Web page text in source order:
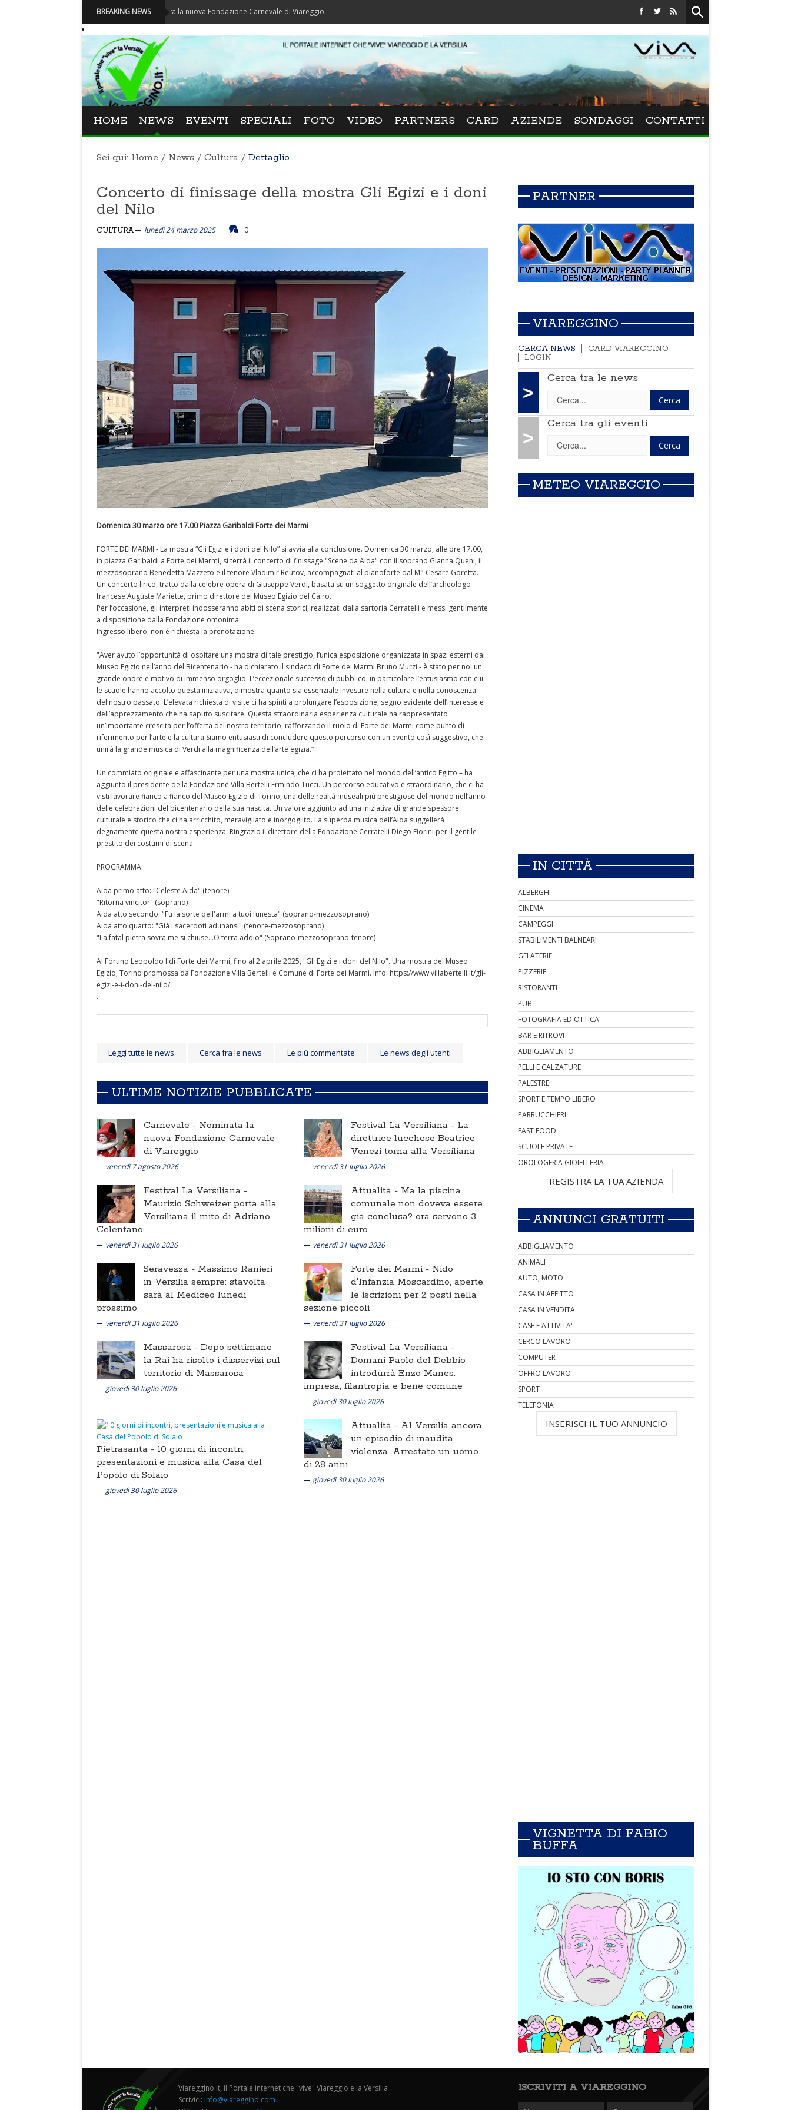
BREAKING NEWS
Carnevale - Nominata la nuova Fondazione Carnevale di Viareggio Festival La Versiliana - La direttrice lucchese Beatrice
HOME NEWS EVENTI SPECIALI FOTO VIDEO PARTNERS CARD AZIENDE SONDAGGI CONTATTI
Sei qui: Home / News / Cultura / Dettaglio
Concerto di finissage della mostra Gli Egizi e i doni
del Nilo
CULTURA lunedì 24 marzo 2025 0
Domenica 30 marzo ore 17.00 Piazza Garibaldi Forte dei Marmi
FORTE DEI MARMI - La mostra “Gli Egizi e i doni del Nilo” si avvia alla conclusione. Domenica 30 marzo, alle ore 17.00,
in piazza Garibaldi a Forte dei Marmi, si terrà il concerto di finissage "Scene da Aida" con il soprano Gianna Queni, il
mezzosoprano Benedetta Mazzeto e il tenore Vladimir Reutov, accompagnati al pianoforte dal M° Cesare Goretta.
Un concerto lirico, tratto dalla celebre opera di Giuseppe Verdi, basata su un soggetto originale dell’archeologo
francese Auguste Mariette, primo direttore del Museo Egizio del Cairo.
Per l’occasione, gli interpreti indosseranno abiti di scena storici, realizzati dalla sartoria Cerratelli e messi gentilmente
a disposizione dalla Fondazione omonima.
Ingresso libero, non è richiesta la prenotazione.
"Aver avuto l’opportunità di ospitare una mostra di tale prestigio, l’unica esposizione organizzata in spazi esterni dal
Museo Egizio nell’anno del Bicentenario - ha dichiarato il sindaco di Forte dei Marmi Bruno Murzi - è stato per noi un
grande onore e motivo di immenso orgoglio. L’eccezionale successo di pubblico, in particolare l’entusiasmo con cui
le scuole hanno accolto questa iniziativa, dimostra quanto sia essenziale investire nella cultura e nella conoscenza
del nostro passato. L’elevata richiesta di visite ci ha spinti a prolungare l’esposizione, segno evidente dell’interesse e
dell’apprezzamento che ha saputo suscitare. Questa straordinaria esperienza culturale ha rappresentato
un’importante crescita per l’offerta del nostro territorio, rafforzando il ruolo di Forte dei Marmi come punto di
riferimento per l’arte e la cultura.Siamo entusiasti di concludere questo percorso con un evento così suggestivo, che
unirà la grande musica di Verdi alla magnificenza dell’arte egizia.”
Un commiato originale e affascinante per una mostra unica, che ci ha proiettato nel mondo dell’antico Egitto – ha
aggiunto il presidente della Fondazione Villa Bertelli Ermindo Tucci. Un percorso educativo e straordinario, che ci ha
visti lavorare fianco a fianco del Museo Egizio di Torino, una delle realtà museali più prestigiose del mondo nell’anno
delle celebrazioni del bicentenario della sua nascita. Un valore aggiunto ad una iniziativa di grande spessore
culturale e storico che ci ha arricchito, meravigliato e inorgoglito. La superba musica dell’Aida suggellerà
degnamente questa nostra esperienza. Ringrazio il direttore della Fondazione Cerratelli Diego Fiorini per il gentile
prestito dei costumi di scena.
PROGRAMMA:
Aida primo atto: "Celeste Aida" (tenore)
"Ritorna vincitor" (soprano)
Aida atto secondo: "Fu la sorte dell'armi a tuoi funesta" (soprano-mezzosoprano)
Aida atto quarto: "Già i sacerdoti adunansi" (tenore-mezzosoprano)
"La fatal pietra sovra me si chiuse...O terra addio" (Soprano-mezzosoprano-tenore)
Al Fortino Leopoldo I di Forte dei Marmi, fino al 2 aprile 2025, "Gli Egizi e i doni del Nilo". Una mostra del Museo
Egizio, Torino promossa da Fondazione Villa Bertelli e Comune di Forte dei Marmi. Info: https://www.villabertelli.it/gli-
egizi-e-i-doni-del-nilo/
.
Leggi tutte le news Cerca fra le news Le più commentate Le news degli utenti
ULTIME NOTIZIE PUBBLICATE
Carnevale - Nominata la
nuova Fondazione Carnevale
di Viareggio
venerdì 7 agosto 2026
Festival La Versiliana - La
direttrice lucchese Beatrice
Venezi torna alla Versiliana
venerdì 31 luglio 2026
Festival La Versiliana -
Maurizio Schweizer porta alla
Versiliana il mito di Adriano
Celentano
venerdì 31 luglio 2026
Attualità - Ma la piscina
comunale non doveva essere
già conclusa? ora servono 3
milioni di euro
venerdì 31 luglio 2026
Seravezza - Massimo Ranieri
in Versilia sempre: stavolta
sarà al Mediceo lunedi
prossimo
venerdì 31 luglio 2026
Forte dei Marmi - Nido
d'Infanzia Moscardino, aperte
le iscrizioni per 2 posti nella
sezione piccoli
venerdì 31 luglio 2026
Massarosa - Dopo settimane
la Rai ha risolto i disservizi sul
territorio di Massarosa
giovedì 30 luglio 2026
Festival La Versiliana -
Domani Paolo del Debbio
introdurrà Enzo Manes:
impresa, filantropia e bene comune
giovedì 30 luglio 2026
Pietrasanta - 10 giorni di incontri,
presentazioni e musica alla Casa del
Popolo di Solaio
giovedì 30 luglio 2026
Attualità - Al Versilia ancora
un episodio di inaudita
violenza. Arrestato un uomo
di 28 anni
giovedì 30 luglio 2026
PARTNER
VIAREGGINO
CERCA NEWS
CARD VIAREGGINO
LOGIN
>
Cerca tra le news
>
Cerca tra gli eventi
METEO VIAREGGIO
IN CITTÀ
ALBERGHI
CINEMA
CAMPEGGI
STABILIMENTI BALNEARI
GELATERIE
PIZZERIE
RISTORANTI
PUB
FOTOGRAFIA ED OTTICA
BAR E RITROVI
ABBIGLIAMENTO
PELLI E CALZATURE
PALESTRE
SPORT E TEMPO LIBERO
PARRUCCHIERI
FAST FOOD
SCUOLE PRIVATE
OROLOGERIA GIOIELLERIA
REGISTRA LA TUA AZIENDA
ANNUNCI GRATUITI
ABBIGLIAMENTO
ANIMALI
AUTO, MOTO
CASA IN AFFITTO
CASA IN VENDITA
CASE E ATTIVITA'
CERCO LAVORO
COMPUTER
OFFRO LAVORO
SPORT
TELEFONIA
INSERISCI IL TUO ANNUNCIO
VIGNETTA DI FABIO
BUFFA
Viareggino.it, il Portale internet che "vive" Viareggio e la Versilia
Scrivici: info@viareggino.com
ISCRIVITI A VIAREGGINO